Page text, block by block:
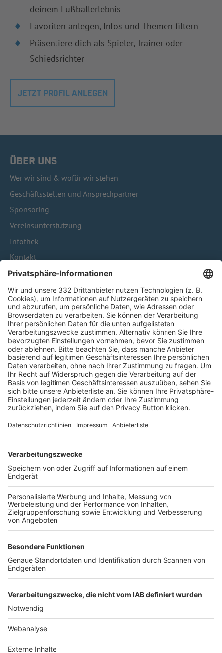
deinem Fußballerlebnis
Favoriten anlegen, Infos und Themen filtern
Präsentiere dich als Spieler, Trainer oder
Schiedsrichter
JETZT PROFIL ANLEGEN
ÜBER UNS
Wer wir sind & wofür wir stehen
Geschäftsstellen und Ansprechpartner
Sponsoring
Vereinsunterstützung
Infothek
Kontakt
HÄUFIG BESUCHTE SEITEN
Pässe und Vereinswechsel
Trainerausbildung
Schulungsangebot Vereinsmitarbeiter
BFV-Geschäftsstellen
Trainerbörse
Login SpielPlus
FOLGE DEM BFV
TOP-VEREINE
TOP-PARTNER
Nutzungsbedingungen Datenschutz Impressum